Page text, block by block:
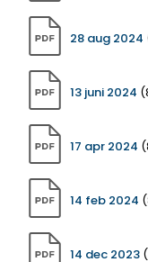
28 aug 2024
13 juni 2024
17 apr 2024
14 feb 2024
14 dec 2023